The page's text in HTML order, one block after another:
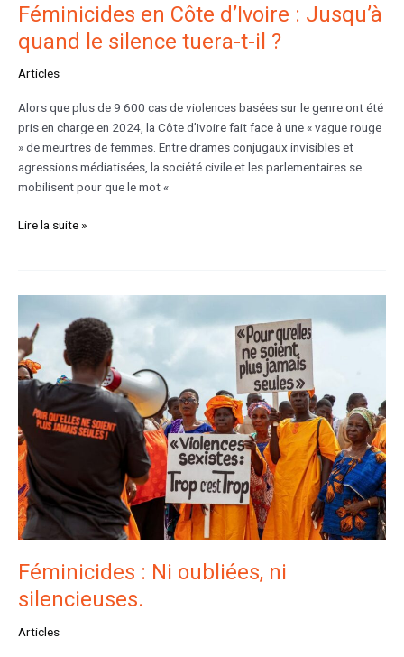
Féminicides en Côte d’Ivoire : Jusqu’à
quand le silence tuera-t-il ?
Articles
Alors que plus de 9 600 cas de violences basées sur le genre ont été
pris en charge en 2024, la Côte d’Ivoire fait face à une « vague rouge
» de meurtres de femmes. Entre drames conjugaux invisibles et
agressions médiatisées, la société civile et les parlementaires se
mobilisent pour que le mot «
Lire la suite »
Féminicides : Ni oubliées, ni
silencieuses.
Articles
:
Ni
oubliées,
ni
silencieuses.